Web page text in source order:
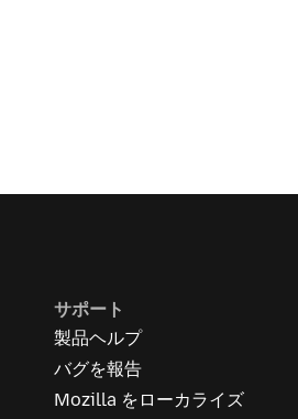
サポート
製品ヘルプ
バグを報告
Mozilla をローカライズ